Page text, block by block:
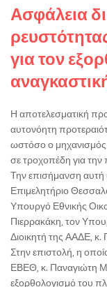
Ασφάλεια
για τον
Η αποτελεσματική
αυτονόητη
ωστόσο ο μηχανισμός
σε τροχοπέδη για την
Την επισήμανση αυτή
Επιμελητήριο
Υπουργό Εθνικής
Πιερρακάκη, τον
Διοικητή της ΑΑΔΕ, κ.
Στην επιστολή, η
ΕΒΕΘ, κ. Παναγιώτη
εξορθολογισμό του